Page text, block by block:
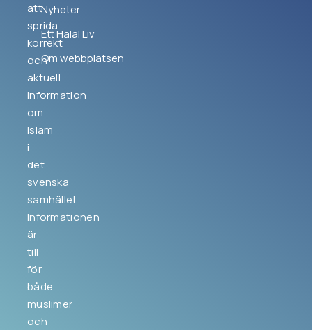
att
sprida
korrekt
och
aktuell
information
om
Islam
i
det
svenska
samhället.
Informationen
är
till
för
både
muslimer
och
Nyheter
Ett Halal Liv
Om webbplatsen